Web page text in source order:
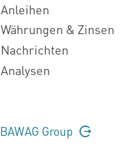
Anleihen
Währungen & Zinsen
Nachrichten
Analysen
BAWAG Group